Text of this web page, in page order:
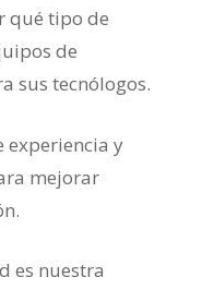
qué tipo de
de
sus tecnólogos.
experiencia y
mejorar
es nuestra